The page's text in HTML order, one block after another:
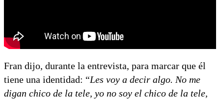
Fran dijo, durante la entrevista, para marcar que él
tiene una identidad: “Les voy a decir algo. No me
digan chico de la tele, yo no soy el chico de la tele,